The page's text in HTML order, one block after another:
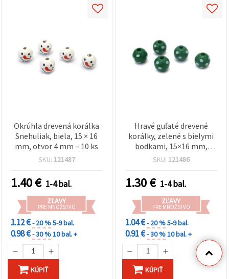
Okrúhla drevená korálka
Snehuliak, biela, 15 × 16
mm, otvor 4 mm – 10 ks
SKU: 121487
1.40€ 1-4 bal.
ZĽAVY
PRE MNOŽSTVO
1.12 €- 20 %5-9 bal.
0.98 €- 30 %10 bal. +
KÚPIŤ
Hravé guľaté drevené
korálky, zelené s bielymi
bodkami, 15×16 mm,
prievlak 4 mm – balenie
SKU: 121486
1.30€ 1-4 bal.
ZĽAVY
PRE MNOŽSTVO
1.04 €- 20 %5-9 bal.
0.91 €- 30 %10 bal. +
KÚPIŤ